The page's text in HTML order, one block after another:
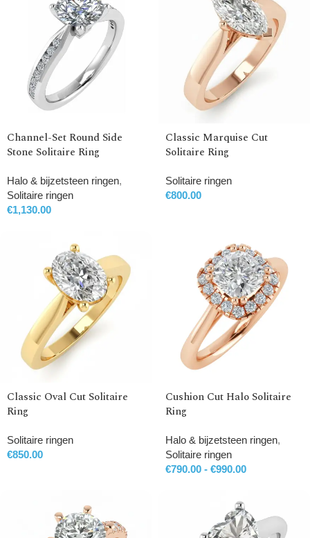
Channel-Set Round Side
Stone Solitaire Ring
Halo & bijzetsteen ringen,
Solitaire ringen
€1,130.00
Classic Marquise Cut
Solitaire Ring
Solitaire ringen
€800.00
Classic Oval Cut Solitaire
Ring
Solitaire ringen
€850.00
Cushion Cut Halo Solitaire
Ring
Halo & bijzetsteen ringen,
Solitaire ringen
€790.00 - €990.00